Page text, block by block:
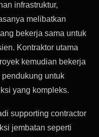
infrastruktur,
melibatkan
bekerja sama untuk
Kontraktor utama
kemudian bekerja
untuk
yang kompleks.
supporting contractor
jembatan seperti